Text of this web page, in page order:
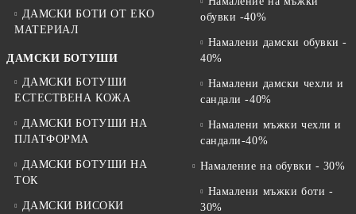
ДАМСКИ БОТИ ОТ EKO
МАТЕРИАЛ
ДАМСКИ БОТУШИ
ДАМСКИ БОТУШИ
ЕСТЕСТВЕНА КОЖА
ДАМСКИ БОТУШИ НА
ПЛАТФОРМА
ДАМСКИ БОТУШИ НА
ТОК
ДАМСКИ ВИСОКИ
обувки -40%
Намалени дамски обувки -
40%
Намалени дамски чехли и
сандали -40%
Намалени мъжки чехли и
сандали-40%
Намаление на обувки - 30%
Намалени мъжки боти -
30%